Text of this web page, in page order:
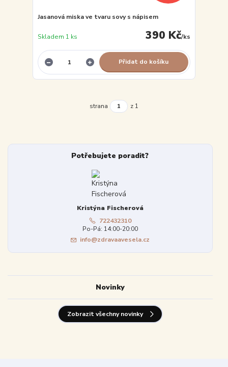
Jasanová miska ve tvaru sovy s nápisem
390 Kč/ks
Skladem 1 ks
Přidat do košíku
strana z 1
Potřebujete poradit?
Kristýna Fischerová
722432310
Po-Pá: 14:00-20:00
info@zdravaavesela.cz
Novinky
Zobrazit všechny novinky